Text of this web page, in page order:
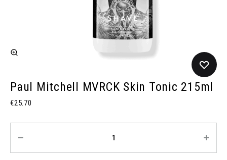
Paul Mitchell MVRCK Skin Tonic 215ml
€25.70